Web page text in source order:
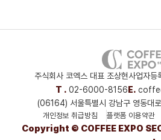
주식회사 코엑스 대표 조상현사업자
T . 02-6000-8156 E.
(06164) 서울특별시 강남구 영동대
개인정보 취급방침 플랫폼 이용약관
Copyright © COFFEE EXPO